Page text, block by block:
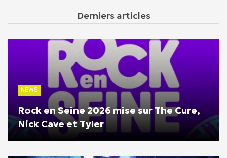
Derniers articles
NEWS
Rock en Seine 2026 mise sur The Cure,
Nick Cave et Tyler